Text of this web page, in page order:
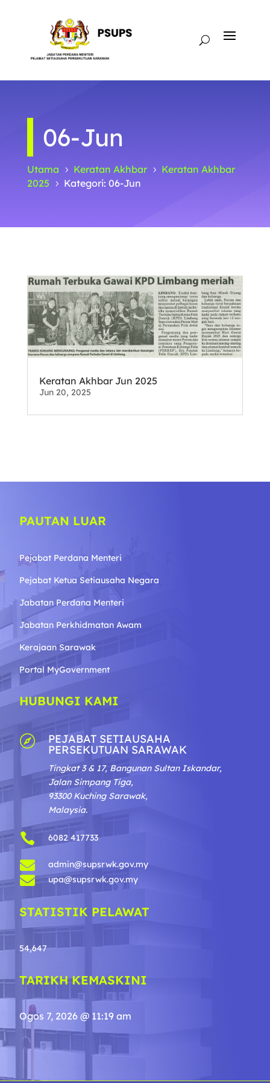
06-Jun
Utama 5 Keratan Akhbar 5
Keratan Akhbar
2025
5 Kategori: 06-Jun
Keratan Akhbar Jun 2025
Jun 20, 2025
PAUTAN LUAR
Pejabat Perdana Menteri
Pejabat Ketua Setiausaha Negara
Jabatan Perdana Menteri
Jabatan Perkhidmatan Awam
Kerajaan Sarawak
Portal MyGovernment
HUBUNGI KAMI
 PEJABAT SETIAUSAHA
PERSEKUTUAN SARAWAK
Tingkat 3 & 17, Bangunan Sultan Iskandar,
Jalan Simpang Tiga,
93300 Kuching Sarawak,
Malaysia.
 6082 417733
 admin@supsrwk.gov.my
 upa@supsrwk.gov.my
STATISTIK PELAWAT
54,647
TARIKH KEMASKINI
Ogos 7, 2026 @ 11:19 am